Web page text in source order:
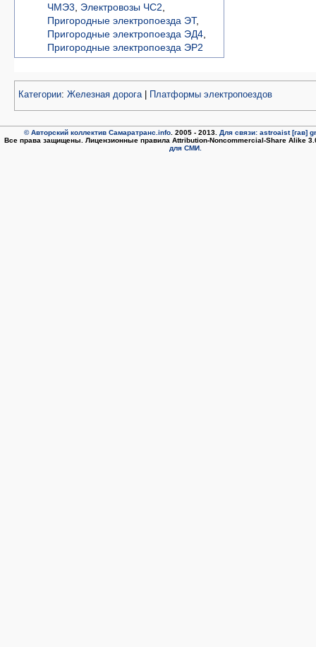
ЧМЭ3
Электровозы ЧС2
Пригородные электропоезда ЭТ,
Пригородные электропоезда ЭД4
Пригородные электропоезда ЭР2
Категории: Железная дорога| Платформы электропоездов
© Авторский коллектив Самаратранс.info . 2005 - 2013. Для связи: astroaist [гав]
Все права защищены. Лицензионные правила Attribution-Noncommercial-Share Alike
для СМИ.